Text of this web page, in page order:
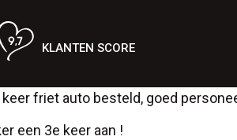
KLANTEN SCORE
friet auto besteld, goed
een 3e keer aan !